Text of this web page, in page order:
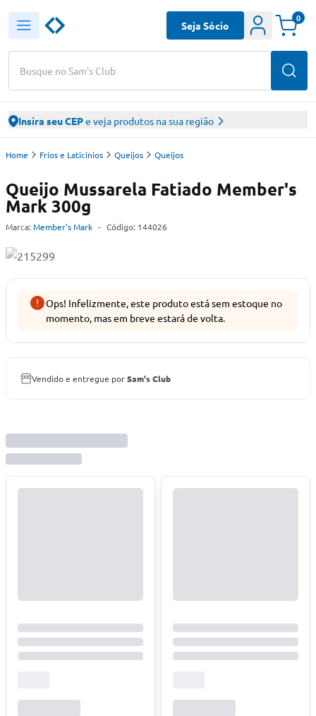
Busque no Sam's Club
Seja Sócio
0
Insira seu CEPe veja produtos na sua região
Home Frios e Laticinios Queijos Queijos
Queijo Mussarela Fatiado Member's
Mark 300g
Marca: Member's Mark - Código: 144026
Ops! Infelizmente, este produto está sem estoque no
momento, mas em breve estará de volta.
Vendido e entregue porSam's Club